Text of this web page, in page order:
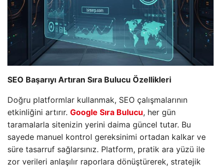
SEO Başarıyı Artıran Sıra Bulucu Özellikleri
Doğru platformlar kullanmak, SEO çalışmalarının
etkinliğini artırır. Google Sıra Bulucu, her gün
taramalarla sitenizin yerini daima güncel tutar. Bu
sayede manuel kontrol gereksinimi ortadan kalkar ve
süre tasarruf sağlarsınız. Platform, pratik ara yüzü ile
zor verileri anlaşılır raporlara dönüştürerek, stratejik